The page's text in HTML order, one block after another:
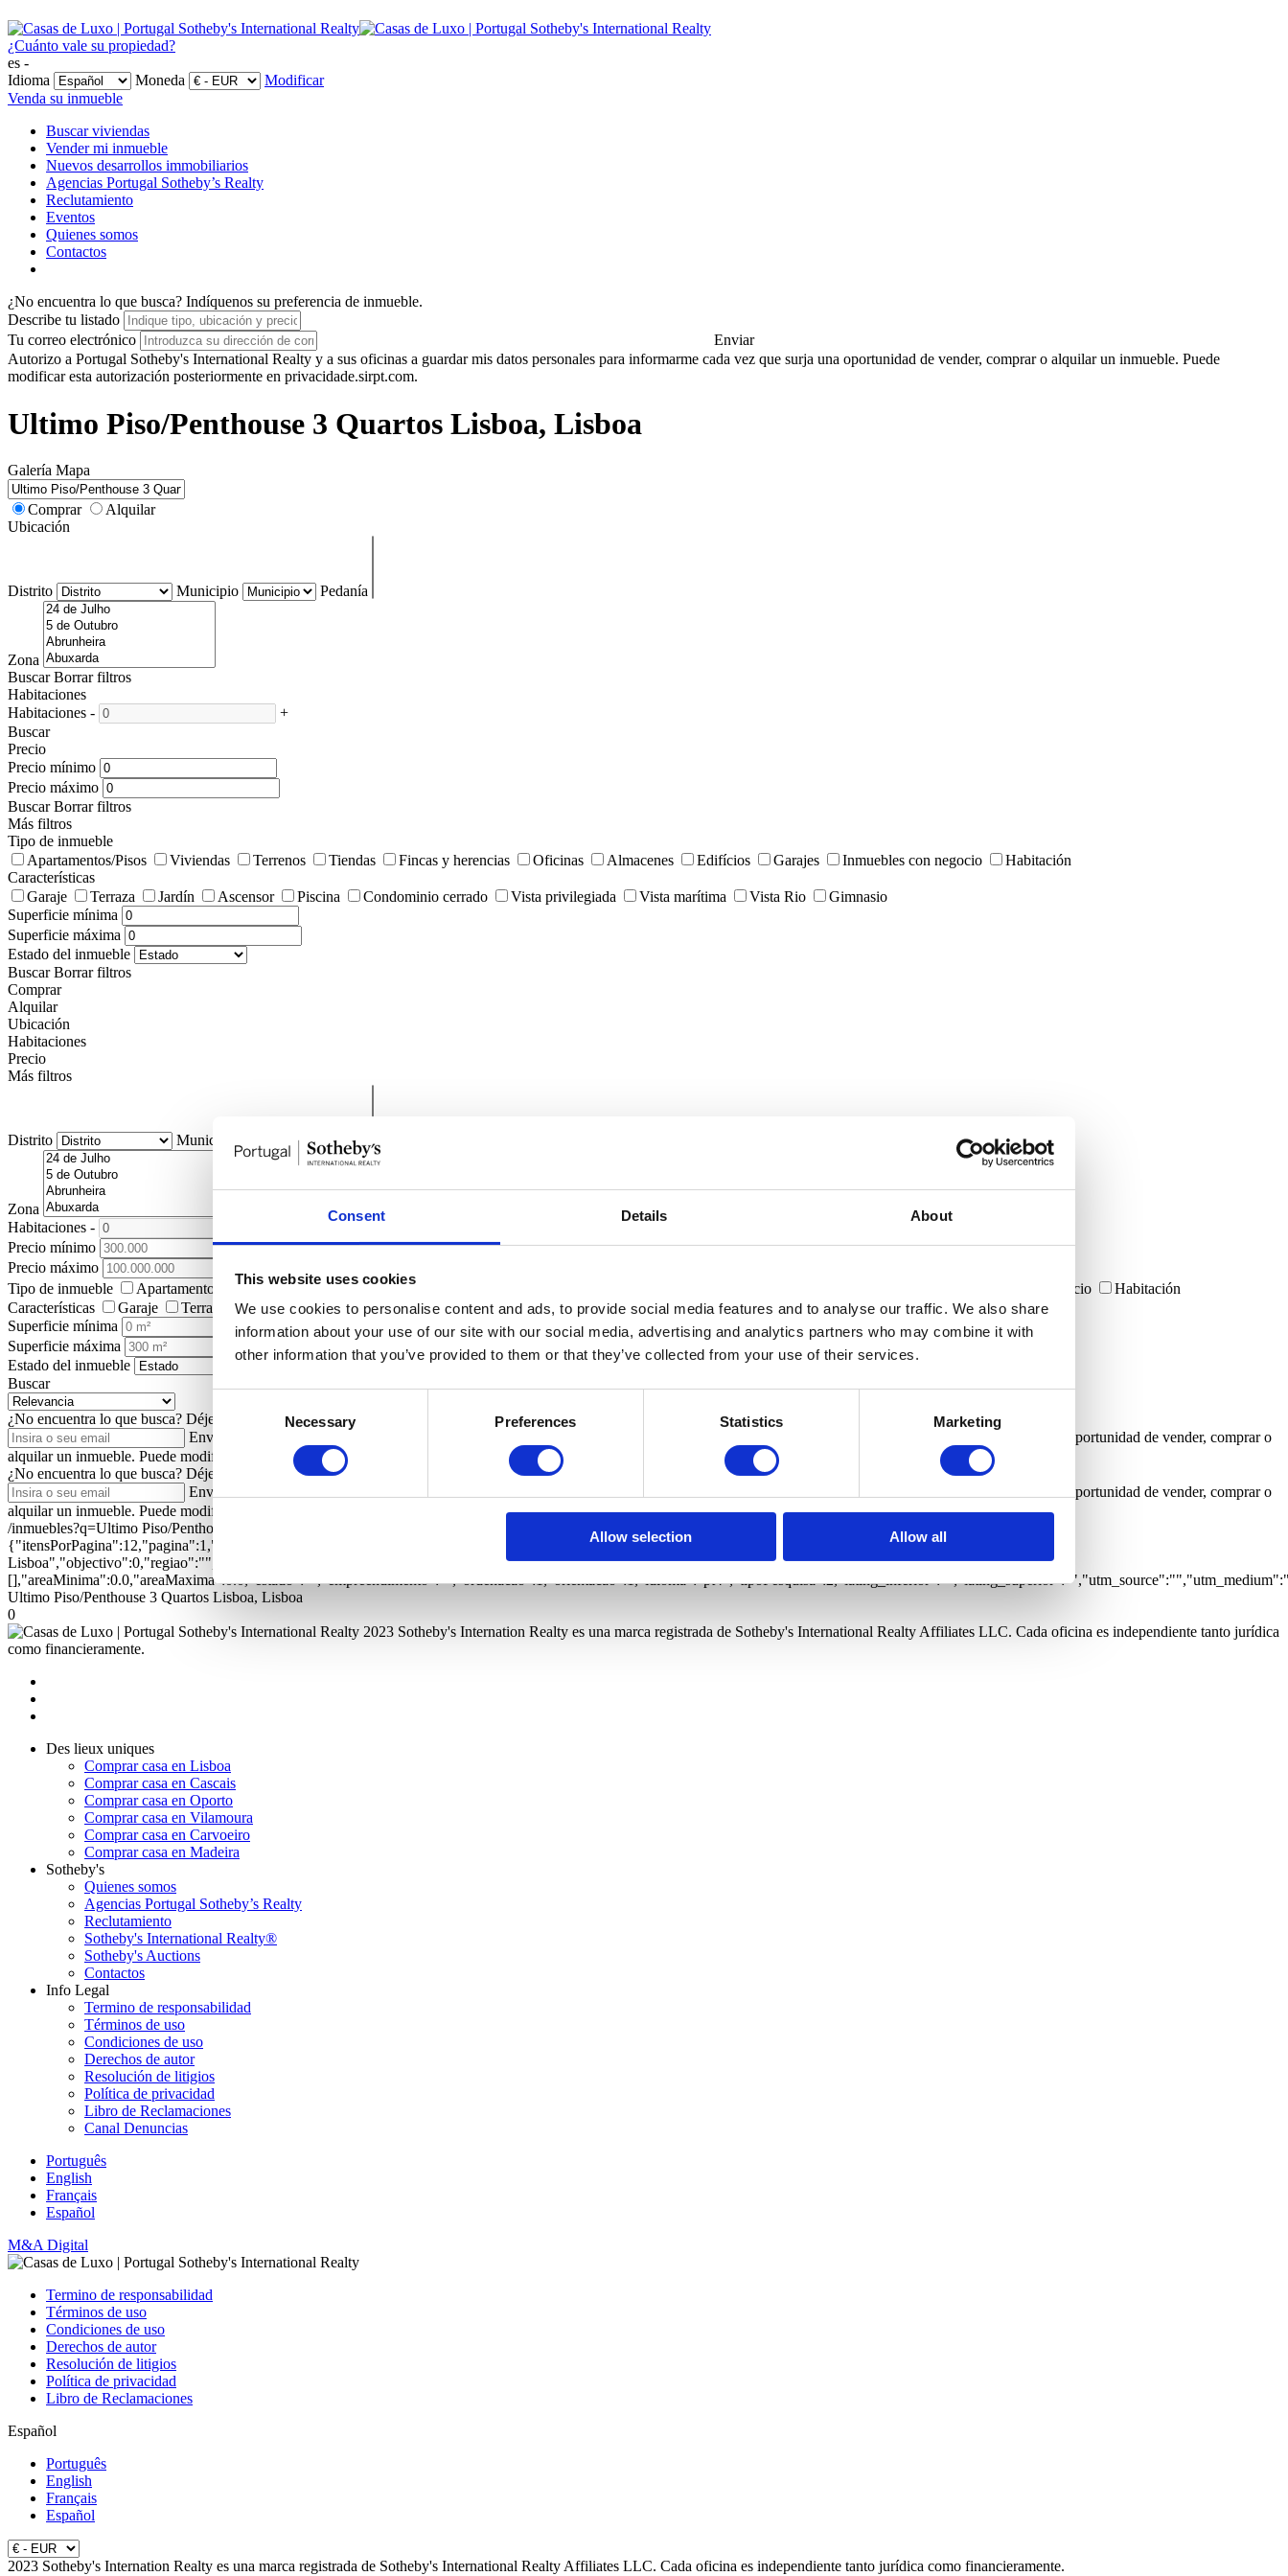
Consent Details About
This website uses cookies
We use cookies to personalise content and ads, to provide social media features and to analyse our traffic. We also share
information about your use of our site with our social media, advertising and analytics partners who may combine it with
other information that you’ve provided to them or that they’ve collected from your use of their services.
Selection
Necessary Preferences Statistics Marketing
Allow selection Allow all
¿Cuánto vale su propiedad?
es -
Idioma
Moneda
Modificar
Venda su inmueble
Buscar viviendas
Vender mi inmueble
Nuevos desarrollos immobiliarios
Agencias Portugal Sotheby’s Realty
Reclutamiento
Eventos
Quienes somos
Contactos
¿No encuentra lo que busca? Indíquenos su preferencia de inmueble.
Describe tu listado
Tu correo electrónico
Enviar
Autorizo a Portugal Sotheby's International Realty y a sus oficinas a guardar mis datos personales para informarme cada vez que surja una oportunidad de vender, comprar o alquilar un inmueble. Puede
modificar esta autorización posteriormente en privacidade.sirpt.com.
Ultimo Piso/Penthouse 3 Quartos Lisboa, Lisboa
Galería Mapa
Comprar
Alquilar
Ubicación
Distrito Municipio Pedanía
Zona
Buscar Borrar filtros
Habitaciones
Habitaciones -
+
Buscar
Precio
Precio mínimo
Precio máximo
Buscar Borrar filtros
Más filtros
Tipo de inmueble
Apartamentos/Pisos
Viviendas Terrenos Tiendas Fincas y herencias Oficinas Almacenes Edifícios Garajes Inmuebles con negocio
Habitación
Características
Garaje
Terraza Jardín Ascensor Piscina Condominio cerrado Vista privilegiada Vista marítima Vista Rio
Gimnasio
Superficie mínima
Superficie máxima
Estado del inmueble
Buscar Borrar filtros
Comprar
Alquilar
Ubicación
Habitaciones
Precio
Más filtros
Distrito Municipio Pedanía
Zona
Habitaciones -
Precio mínimo
Precio máximo
Tipo de inmueble
Apartamentos/Pisos Viviendas Terrenos Inmuebles con negocio
Habitación
Características
Garaje Terraza Jardín Ascensor Piscina Condominio cerrado Vista privilegiada Gimnasio Vista marítima
Vista Rio
Superficie mínima
Superficie máxima
Estado del inmueble
Buscar
¿No encuentra lo que busca? Déjenos su dirección de correo electrónico para recibir nuevos inmuebles relacionados con su búsqueda.
Enviar
Autorizo a Portugal Sotheby's International Realty y a sus oficinas a guardar mis datos personales para informarme cada vez que surja una oportunidad de vender, comprar o
alquilar un inmueble. Puede modificar esta autorización posteriormente en privacidade.sirpt.com.
¿No encuentra lo que busca? Déjenos su dirección de correo electrónico para recibir nuevos inmuebles relacionados con su búsqueda.
Enviar
Autorizo a Portugal Sotheby's International Realty y a sus oficinas a guardar mis datos personales para informarme cada vez que surja una oportunidad de vender, comprar o
alquilar un inmueble. Puede modificar esta autorización posteriormente en privacidade.sirpt.com.
/inmuebles?q=Ultimo Piso/Penthouse 3 Quartos Lisboa, Lisboa&ord=1&dir=1
{"itensPorPagina":12,"pagina":1,"textual":"Ultimo Piso/Penthouse 3 Quartos Lisboa,
Lisboa","objectivo":0,"regiao":"","zona":"","distrito":"","concelho":"","freguesia":"","quartos":0,"wcs":0,"precoMinimo":0,"precoMaximo":0,"grupo":"","caracteristicas":
Ultimo Piso/Penthouse 3 Quartos Lisboa, Lisboa
0
2023 Sotheby's Internation Realty es una marca registrada de Sotheby's International Realty Affiliates LLC. Cada oficina es independiente tanto jurídica
como financieramente.
Des lieux uniques
Comprar casa en Lisboa
Comprar casa en Cascais
Comprar casa en Oporto
Comprar casa en Vilamoura
Comprar casa en Carvoeiro
Comprar casa en Madeira
Sotheby's
Quienes somos
Agencias Portugal Sotheby’s Realty
Reclutamiento
Sotheby's International Realty®
Sotheby's Auctions
Contactos
Info Legal
Termino de responsabilidad
Términos de uso
Condiciones de uso
Derechos de autor
Resolución de litigios
Política de privacidad
Libro de Reclamaciones
Canal Denuncias
Português
English
Français
Español
M&A Digital
Termino de responsabilidad
Términos de uso
Condiciones de uso
Derechos de autor
Resolución de litigios
Política de privacidad
Libro de Reclamaciones
Español
Português
English
Français
Español
2023 Sotheby's Internation Realty es una marca registrada de Sotheby's International Realty Affiliates LLC. Cada oficina es independiente tanto jurídica como financieramente.